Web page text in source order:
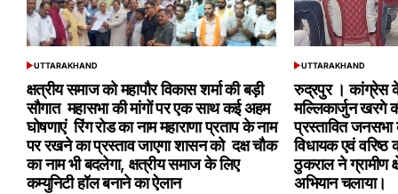
POSTED
UTTARAKHAND
क्षत्रीय समाज को महापौर विकास शर्मा की बड़ी
सौगात महासभा की मांगों पर एक साथ कई अहम
घोषणाएं रिंग रोड का नाम महाराणा प्रताप के नाम
पर रखने का प्रस्ताव जाएगा शासन को दक्ष चौक
का नाम भी बदलेगा, क्षत्रीय समाज के लिए
कम्युनिटी हॉल बनाने का ऐलान
POSTED
UTTARAKHAND
रुद्रपुर । कांग्रेस के
मल्लिकार्जुन खरगे
प्रस्तावित
विधायक एवं वरिष्ठ
ठुकराल ने ग्रामीण
अभियान चलाया।